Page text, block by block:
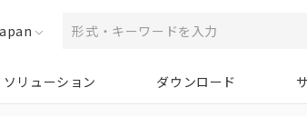
ソリューション ダウンロード